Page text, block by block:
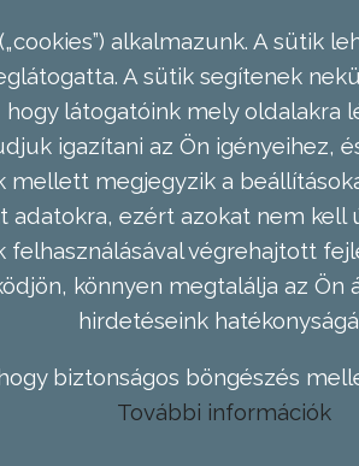
alkalmazunk. A sütik
A sütik segítenek
látogatóink mely oldalakra
igazítani az Ön igényeihez,
megjegyzik a
ezért azokat nem
végrehajtott
könnyen megtalálja az
hirdetéseink
biztonságos böngészés
További információk